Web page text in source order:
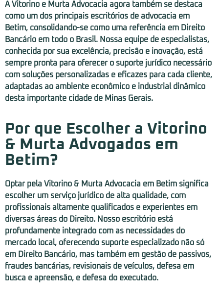
A Vitorino e Murta Advocacia agora também se destaca
como um dos principais escritórios de advocacia em
Betim, consolidando-se como uma referência em Direito
Bancário em todo o Brasil. Nossa equipe de especialistas,
conhecida por sua excelência, precisão e inovação, está
sempre pronta para oferecer o suporte jurídico necessário
com soluções personalizadas e eficazes para cada cliente,
adaptadas ao ambiente econômico e industrial dinâmico
desta importante cidade de Minas Gerais.
Por que Escolher a Vitorino
& Murta Advogados em
Betim?
Optar pela Vitorino & Murta Advocacia em Betim significa
escolher um serviço jurídico de alta qualidade, com
profissionais altamente qualificados e experientes em
diversas áreas do Direito. Nosso escritório está
profundamente integrado com as necessidades do
mercado local, oferecendo suporte especializado não só
em Direito Bancário, mas também em gestão de passivos,
fraudes bancárias, revisionais de veículos, defesa em
busca e apreensão, e defesa do executado.